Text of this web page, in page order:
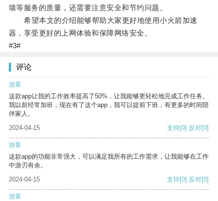
墙等服务的质量，还需要注意安全和节约问题。
希望本文的介绍能够帮助大家更好地使用小火箭加速
器，享受更好的上网体验和保障网络安全。
#3#
评论
游客
这款app让我的工作效率提高了50%，让我能够更轻松地完成工作任务。
我以前经常加班，现在有了这个app，我可以提前下班，有更多的时间陪
伴家人。
2024-04-15
支持[0] 反对[0]
游客
这款app的功能非常强大，可以满足我所有的工作需求，让我能够在工作
中游刃有余。
2024-04-15
支持[0] 反对[0]
游客